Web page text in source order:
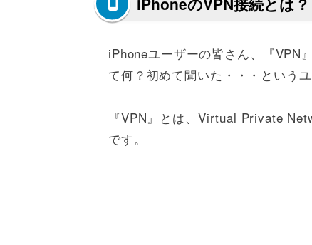
iPhoneユーザーの皆さん、『VPN
て何？初めて聞いた・・・という
『VPN』とは、Virtual Private
です。